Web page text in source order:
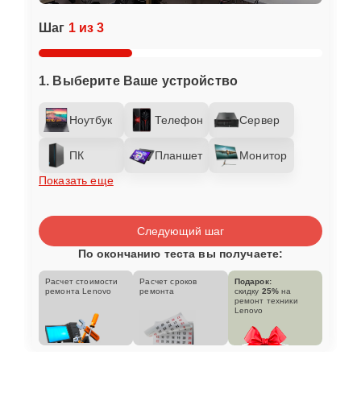
Шаг 1 из 3
1. Выберите Ваше устройство
Ноутбук Телефон Сервер
ПК Планшет
Монитор
Показать еще
Следующий шаг
По окончанию теста вы получаете:
Расчет стоимости
ремонта Lenovo
Расчет сроков
ремонта
Подарок:
скидку 25% на
ремонт техники
Lenovo